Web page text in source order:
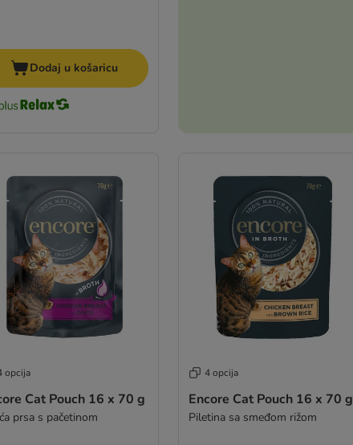
Dodaj u košaricu
opcija
Cat Pouch 16 x 70 g
prsa s pačetinom
4 opcija
Encore Cat Pouch 16 x 70 g
Piletina sa smeđom rižom